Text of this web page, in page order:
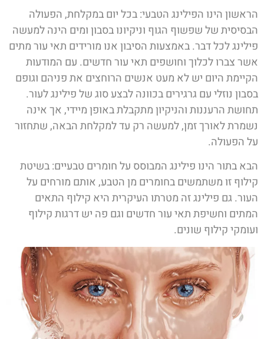
הראשון הינו הפילינג הטבעי: בכל יום במקלחת, הפעולה
הבסיסית של שפשוף הגוף וניקיונו בסבון ומים הינה למעשה
פילינג לכל דבר. באמצעות הסיבון אנו מורידים תאי עור מתים
אשר צברו לכלוך וחושפים תאי עור חדשים. עם המודעות
הקיימת היום יש לא מעט אנשים הרוחצים את פניהם וגופם
בסבון נוזלי עם גרגירים בכוונה לבצע סוג של פילינג לעור.
תחושת הרעננות והניקיון מתקבלת באופן מיידי, אך אינה
נשמרת לאורך זמן, למעשה רק עד למקלחת הבאה, שתחזור
על הפעולה.
הבא בתור הינו פילינג המבוסס על חומרים טבעיים: בשיטת
קילוף זו משתמשים בחומרים מן הטבע, אותם מורחים על
העור. גם פילינג זה מטרתו העיקרית היא קילוף התאים
המתים וחשיפת תאי עור חדשים וגם פה יש דרגות קילוף
ועומקי קילוף שונים.